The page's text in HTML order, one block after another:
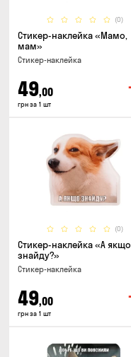
(0)
Стикер-наклейка «Мамо,
мам»
Стикер-наклейка
49,00
грн за 1 шт
(0)
Стикер-наклейка «А якщо
знайду?»
Стикер-наклейка
49,00
грн за 1 шт